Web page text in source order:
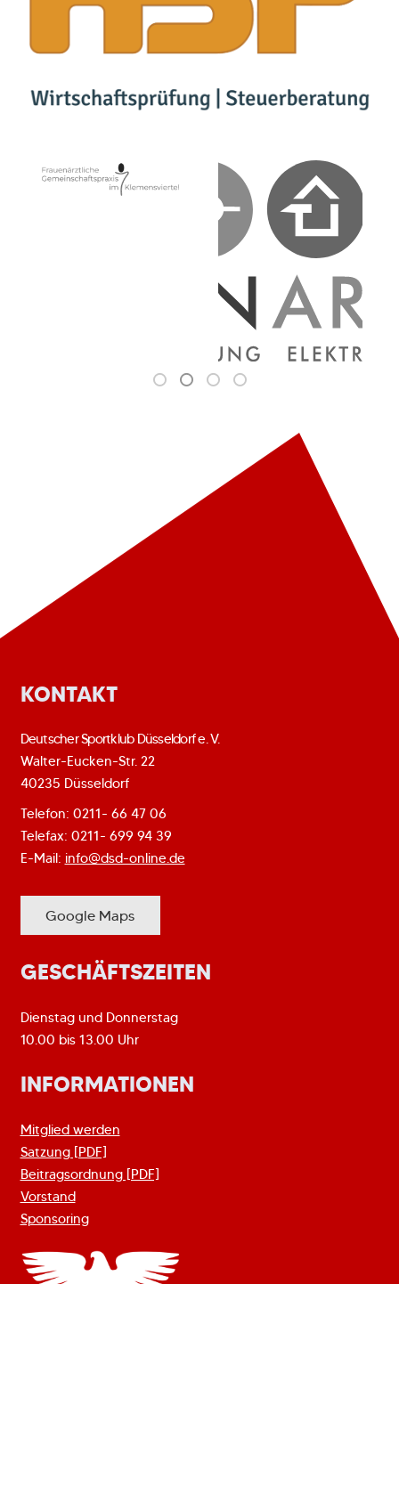
KONTAKT
Deutscher Sportklub Düsseldorf e. V.
Walter-Eucken-Str. 22
40235 Düsseldorf
Telefon: 0211- 66 47 06
Telefax: 0211- 699 94 39
E-Mail: info@dsd-online.de
Google Maps
GESCHÄFTSZEITEN
Dienstag und Donnerstag
10.00 bis 13.00 Uhr
INFORMATIONEN
Mitglied werden
Satzung [PDF]
Beitragsordnung [PDF]
Vorstand
Sponsoring